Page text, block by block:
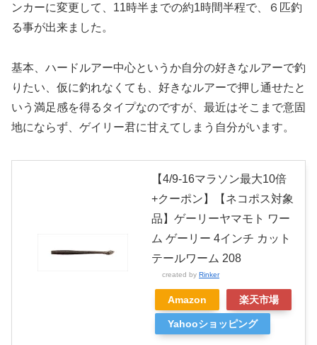
ンカーに変更して、11時半までの約1時間半程で、６匹釣
る事が出来ました。
基本、ハードルアー中心というか自分の好きなルアーで釣
りたい、仮に釣れなくても、好きなルアーで押し通せたと
いう満足感を得るタイプなのですが、最近はそこまで意固
地にならず、ゲイリー君に甘えてしまう自分がいます。
【4/9-16マラソン最大10倍
+クーポン】【ネコポス対象
品】ゲーリーヤマモト ワー
ム ゲーリー 4インチ カット
テールワーム 208
created by Rinker
Amazon 楽天市場
Yahooショッピング